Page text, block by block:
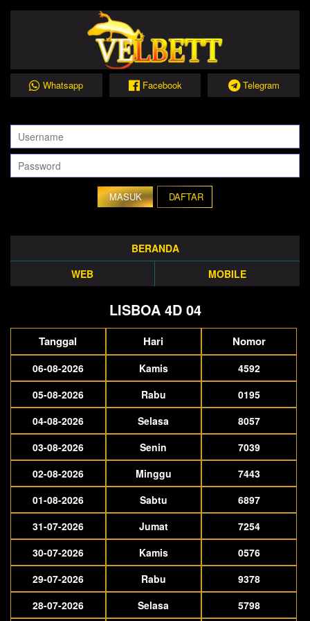
Whatsapp Facebook Telegram
DAFTAR
BERANDA
WEB
MOBILE
LISBOA 4D 04
Tanggal Hari Nomor
06-08-2026 Kamis
4592
05-08-2026
Rabu
0195
04-08-2026
Selasa
8057
03-08-2026
Senin
7039
02-08-2026
Minggu
7443
01-08-2026
Sabtu
6897
31-07-2026
Jumat
7254
30-07-2026
Kamis
0576
29-07-2026
Rabu
9378
28-07-2026
Selasa 5798